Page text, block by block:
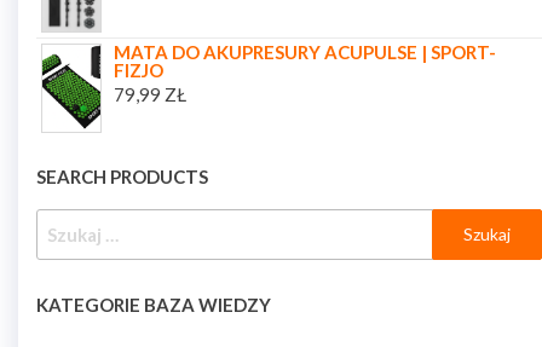
MATA DO AKUPRESURY ACUPULSE | SPORT-
FIZJO
79,99 ZŁ
SEARCH PRODUCTS
KATEGORIE BAZA WIEDZY